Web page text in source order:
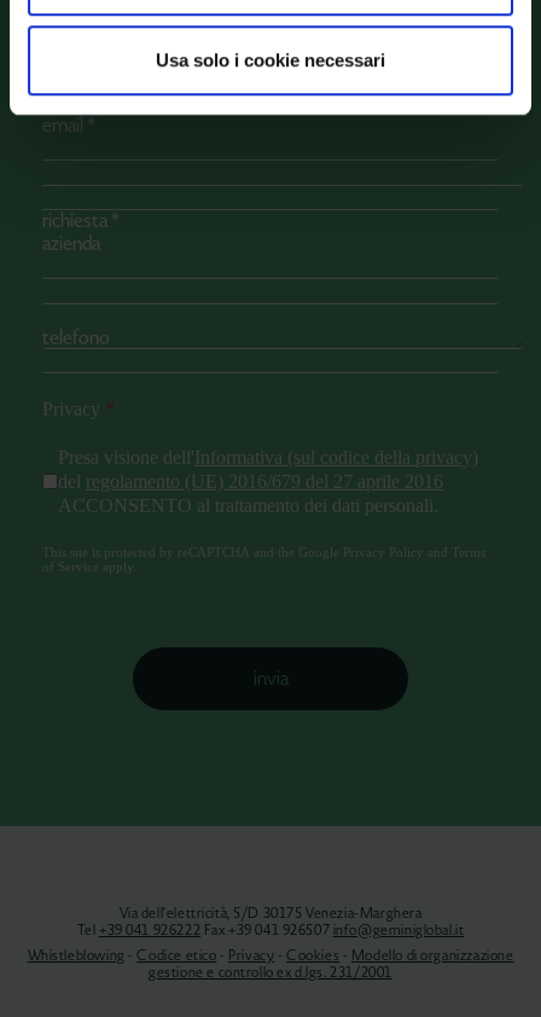
Usa solo i cookie necessari
Privacy
Presa visione dell'Informativa (sul codice della privacy)
del regolamento (UE) 2016/679 del 27 aprile 2016
ACCONSENTO al trattamento dei dati personali.
reCAPTCHA *
This site is protected by reCAPTCHA and the Google Privacy Policy and Terms
of Service apply.
invia
Via dell'elettricità, 5/D 30175 Venezia-Marghera
Tel +39 041 926222 Fax +39 041 926507 info@geminiglobal.it
Whistleblowing -Codice etico - Privacy -Cookies - Modello di organizzazione
gestione e controllo ex d.lgs. 231/2001